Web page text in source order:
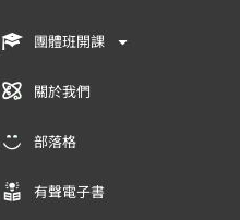
團體班開課
關於我們
部落格
有聲電子書